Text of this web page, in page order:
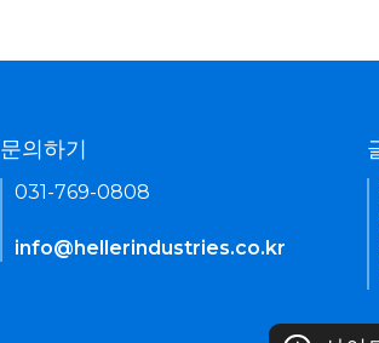
문의하기
031-769-0808
info@hellerindustries.co.kr